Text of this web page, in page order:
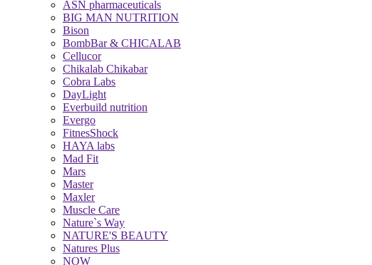
ASN pharmaceuticals
BIG MAN NUTRITION
Bison
BombBar & CHICALAB
Cellucor
Chikalab Chikabar
Cobra Labs
DayLight
Everbuild nutrition
Evergo
FitnesShock
HAYA labs
Mad Fit
Mars
Master
Maxler
Muscle Care
Nature`s Way
NATURE'S BEAUTY
Natures Plus
NOW